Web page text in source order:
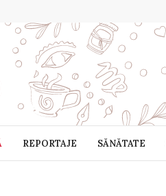
REPORTAJE SĂNĂTATE